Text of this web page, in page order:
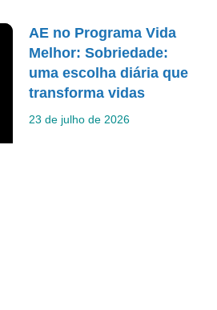
AE no Programa Vida
Melhor: Sobriedade:
uma escolha diária que
transforma vidas
23 de julho de 2026